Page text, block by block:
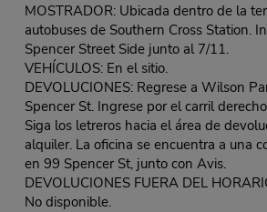
MOSTRADOR: Ubicada dentro de la
autobuses de Southern Cross Station.
Spencer Street Side junto al 7/11.
VEHÍCULOS: En el sitio.
DEVOLUCIONES: Regrese a Wilson
Spencer St. Ingrese por el carril
Siga los letreros hacia el área de
alquiler. La oficina se encuentra a una
en 99 Spencer St, junto con Avis.
DEVOLUCIONES FUERA DEL
No disponible.